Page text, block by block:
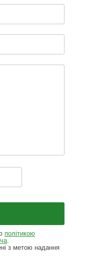
політикою
.
з метою надання